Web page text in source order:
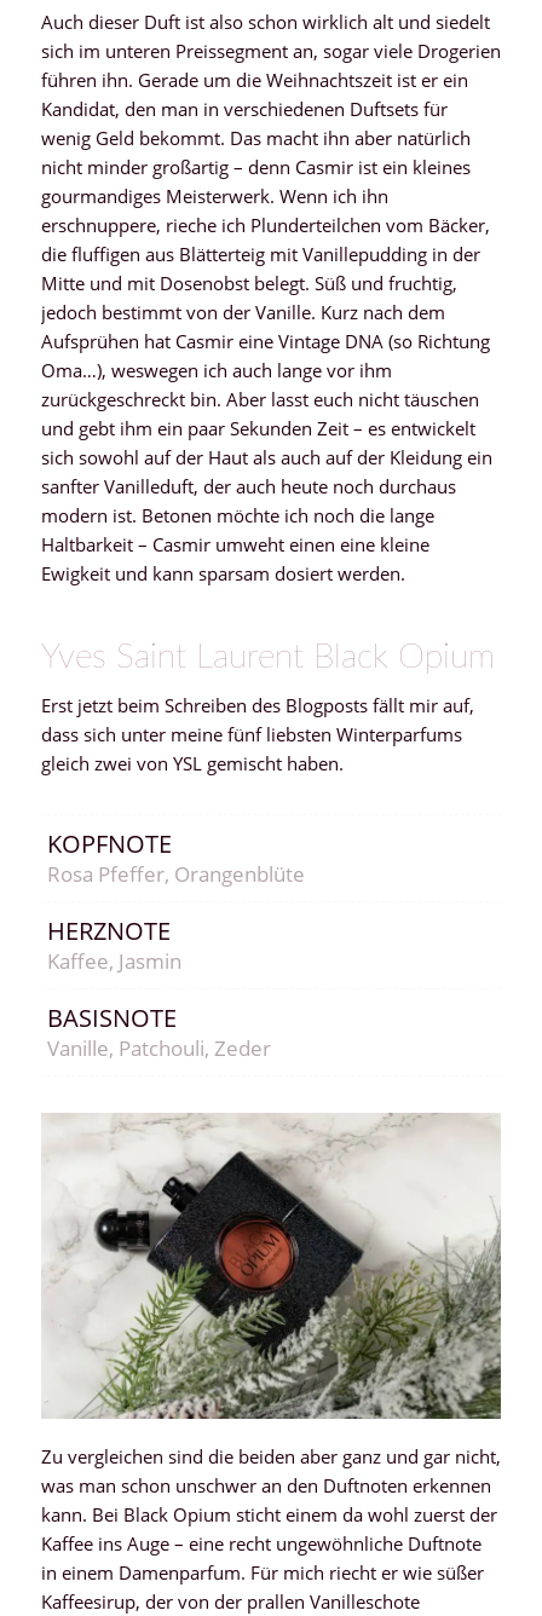
Auch dieser Duft ist also schon wirklich alt und siedelt
sich im unteren Preissegment an, sogar viele Drogerien
führen ihn. Gerade um die Weihnachtszeit ist er ein
Kandidat, den man in verschiedenen Duftsets für
wenig Geld bekommt. Das macht ihn aber natürlich
nicht minder großartig – denn Casmir ist ein kleines
gourmandiges Meisterwerk. Wenn ich ihn
erschnuppere, rieche ich Plunderteilchen vom Bäcker,
die fluffigen aus Blätterteig mit Vanillepudding in der
Mitte und mit Dosenobst belegt. Süß und fruchtig,
jedoch bestimmt von der Vanille. Kurz nach dem
Aufsprühen hat Casmir eine Vintage DNA (so Richtung
Oma…), weswegen ich auch lange vor ihm
zurückgeschreckt bin. Aber lasst euch nicht täuschen
und gebt ihm ein paar Sekunden Zeit – es entwickelt
sich sowohl auf der Haut als auch auf der Kleidung ein
sanfter Vanilleduft, der auch heute noch durchaus
modern ist. Betonen möchte ich noch die lange
Haltbarkeit – Casmir umweht einen eine kleine
Ewigkeit und kann sparsam dosiert werden.
Yves Saint Laurent Black Opium
Erst jetzt beim Schreiben des Blogposts fällt mir auf,
dass sich unter meine fünf liebsten Winterparfums
gleich zwei von YSL gemischt haben.
KOPFNOTE
Rosa Pfeffer, Orangenblüte
HERZNOTE
Kaffee, Jasmin
BASISNOTE
Vanille, Patchouli, Zeder
Zu vergleichen sind die beiden aber ganz und gar nicht,
was man schon unschwer an den Duftnoten erkennen
kann. Bei Black Opium sticht einem da wohl zuerst der
Kaffee ins Auge – eine recht ungewöhnliche Duftnote
in einem Damenparfum. Für mich riecht er wie süßer
Kaffeesirup, der von der prallen Vanilleschote